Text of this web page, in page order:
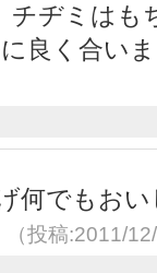
チヂミは
良く合い
何でもお
（投稿:2011/